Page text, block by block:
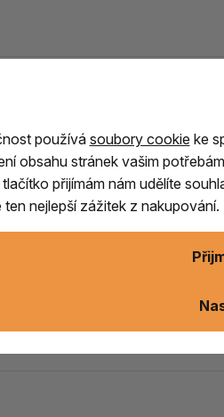
surový
Španělska je svým způsobem
talisman.Věří se, že
jak s matkou zemí, tak i
vědomí,
těhotenství a menopauze,
harmonizuje.
s nezdravými a škodlivými
používásoubory cookie ke
obsahu stránek vašim
přijímám nám udělíte
nejlepší zážitek z nakupování.